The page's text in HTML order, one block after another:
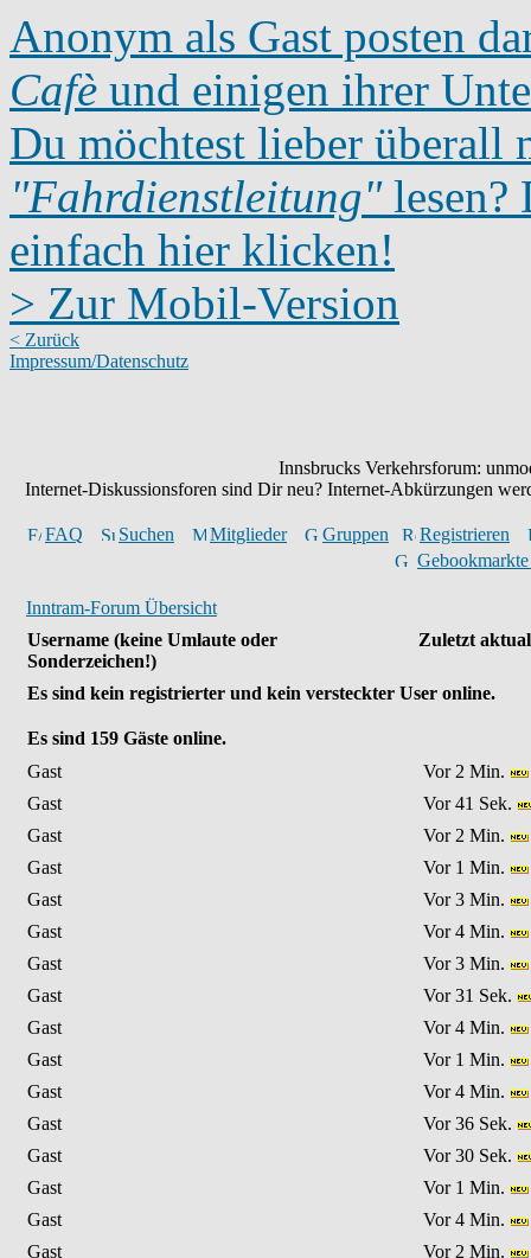
Anonym als Gast posten
Cafè und einigen ihrer
Du möchtest lieber überall
"Fahrdienstleitung"lesen?
einfach hier klicken!
> Zur Mobil-Version
< Zurück
Impressum/Datenschutz
Innsbrucks Verkehrsforum:
Internet-Diskussionsforen sind Dir neu? Internet-Abkürzungen
FAQ Suchen Mitglieder Gruppen
Registrieren
Inntram-Forum Übersicht
Username (keine Umlaute oder
Sonderzeichen!)
Zuletzt
Es sind kein registrierter und kein versteckter User online.
Es sind 159 Gäste online.
Gast
Vor 2 Min.
Gast
Vor 41 Sek.
Gast
Vor 2 Min.
Gast
Vor 1 Min.
Gast
Vor 3 Min.
Gast
Vor 4 Min.
Gast
Vor 3 Min.
Gast
Vor 31 Sek.
Gast
Vor 4 Min.
Gast
Vor 1 Min.
Gast
Vor 4 Min.
Gast
Vor 36 Sek.
Gast
Vor 30 Sek.
Gast
Vor 1 Min.
Gast
Vor 4 Min.
Gast
Vor 2 Min.